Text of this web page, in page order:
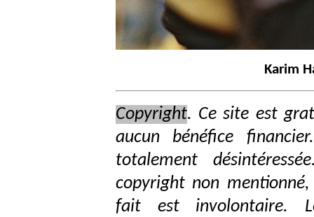
Karim
Copyright. Ce site est
aucun bénéfice
totalement
copyright non
fait est involontaire.